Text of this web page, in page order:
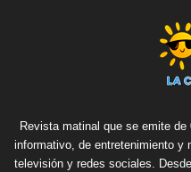
Revista matinal que se emite
informativo, de entretenimiento y
televisión y redes sociales.